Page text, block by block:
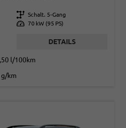
Getriebe Schalt. 5-Gang
Leistung 70 kW (95 PS)
DETAILS
l/100km
g/km